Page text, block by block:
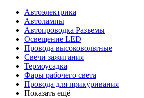
Автоэлектрика
Автолампы
Автопроводка Разъемы
Освещение LED
Провода высоковольтные
Свечи зажигания
Термоусадка
Фары рабочего света
Провода для прикуривания
Показать ещё